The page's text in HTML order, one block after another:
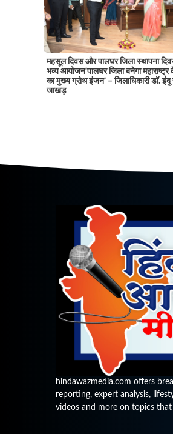
महसूल दिवस और पालघर जिला स्थापना
भव्य आयोजन’पालघर जिला बनेगा महाराष्ट्र
का मुख्य ग्रोथ इंजन’ – जिलाधिकारी डॉ. इंदु
जाखड़
hindawazmedia.com offers
reporting, expert analysis,
videos and more on topics